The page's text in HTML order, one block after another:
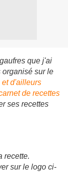
que j'ai
sur le
et d'ailleurs
de recettes
ses recettes
recette.
sur le logo ci-